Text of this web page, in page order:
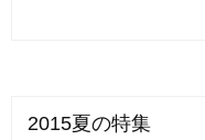
2015夏の特集